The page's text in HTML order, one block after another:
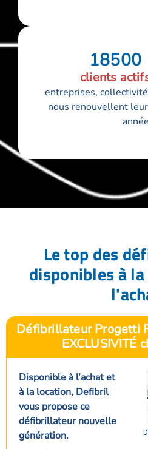
clients
18500
entreprises,
nous renouvellent
année
Le top des
disponibles à
Défibrillateur Progetti
EXCLUSIVITÉ
Disponible à l’achat et
à la location, Defibril
vous propose ce
défibrillateur nouvelle
génération.